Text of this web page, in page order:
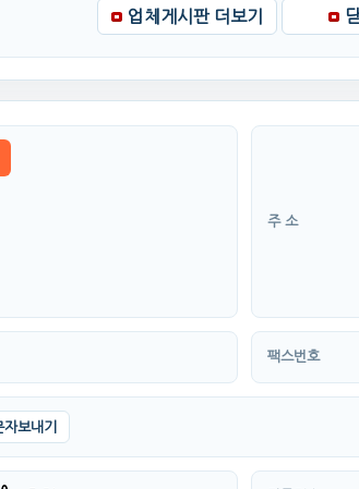
업체게시판 더보기
주 소
팩스번호
보내기